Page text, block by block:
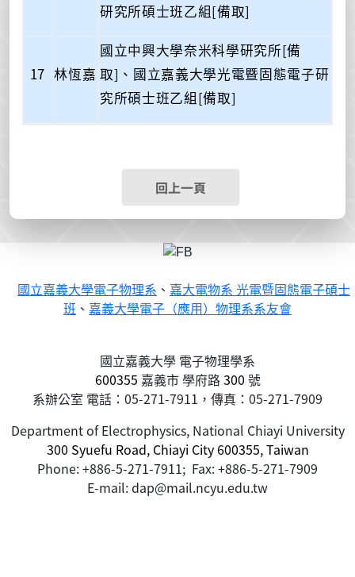
研究所碩士班乙組[備取]
17 林恆嘉
國立中興大學奈米科學研究所[備
取]、國立嘉義大學光電暨固態電子研
究所碩士班乙組[備取]
回上一頁
國立嘉義大學電子物理系 、 嘉大電物系 光電暨固態電子碩士
班 、 嘉義大學電子（應用）物理系系友會
國立嘉義大學 電子物理學系
600355 嘉義市學府路300 號
系辦公室 電話：05-271-7911，傳真：05-271-7909
Department of Electrophysics, National Chiayi University
300 Syuefu Road, Chiayi City 600355, Taiwan
Phone: +886-5-271-7911; Fax: +886-5-271-7909
E-mail: dap@mail.ncyu.edu.tw